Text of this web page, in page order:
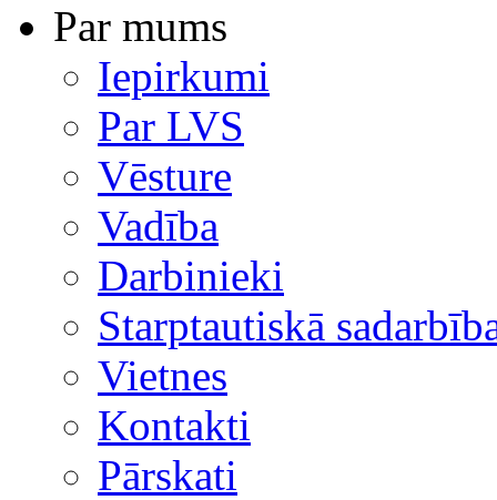
Par mums
Iepirkumi
Par LVS
Vēsture
Vadība
Darbinieki
Starptautiskā
Vietnes
Kontakti
Pārskati